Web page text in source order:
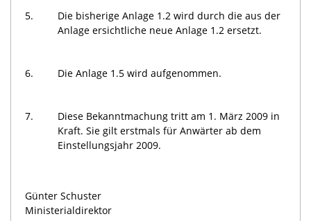
5.
Die bisherige Anlage 1.2 wird durch die aus der
Anlage ersichtliche neue Anlage 1.2 ersetzt.
6. Die Anlage 1.5 wird aufgenommen.
7.
Diese Bekanntmachung tritt am 1. März 2009 in
Kraft. Sie gilt erstmals für Anwärter ab dem
Einstellungsjahr 2009.
Günter Schuster
Ministerialdirektor